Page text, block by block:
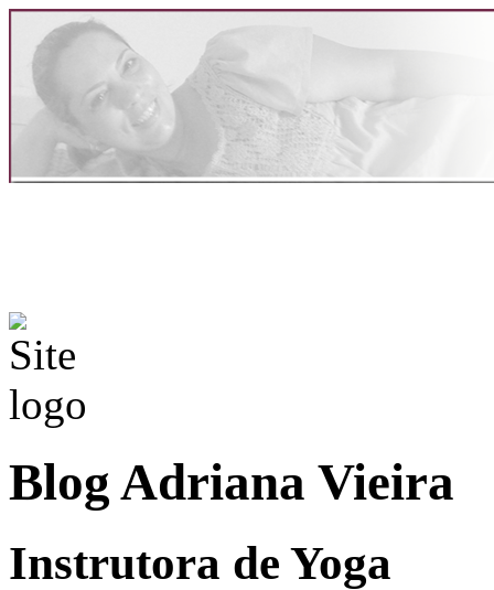
Blog Adriana Vieira
Instrutora de Yoga